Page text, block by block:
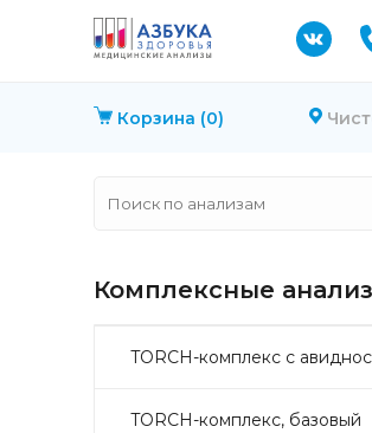
Корзина (0)
Комплексные
TORCH-комплекс с
TORCH-комплекс, базовый